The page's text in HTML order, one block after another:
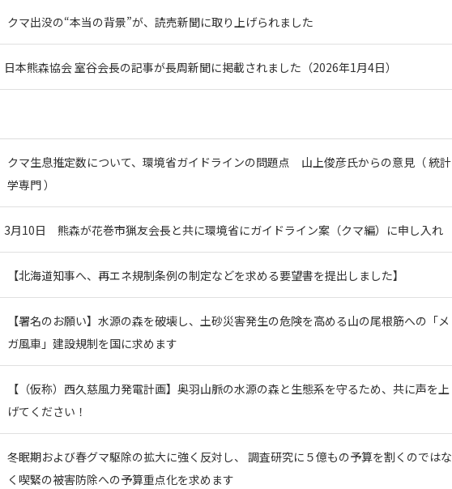
クマ出没の“本当の背景”が、読売新聞に取り上げられました
日本熊森協会 室谷会長の記事が長周新聞に掲載されました（2026年1月4日）
クマ生息推定数について、環境省ガイドラインの問題点 山上俊彦氏からの意見（ 統計
学専門 ）
3月10日 熊森が花巻市猟友会長と共に環境省にガイドライン案（クマ編）に申し入れ
【北海道知事へ、再エネ規制条例の制定などを求める要望書を提出しました】
【署名のお願い】水源の森を破壊し、土砂災害発生の危険を高める山の尾根筋への「メ
ガ風車」建設規制を国に求めます
【（仮称）西久慈風力発電計画】奥羽山脈の水源の森と生態系を守るため、共に声を上
げてください！
冬眠期および春グマ駆除の拡大に強く反対し、 調査研究に５億もの予算を割くのではな
く喫緊の被害防除への予算重点化を求めます